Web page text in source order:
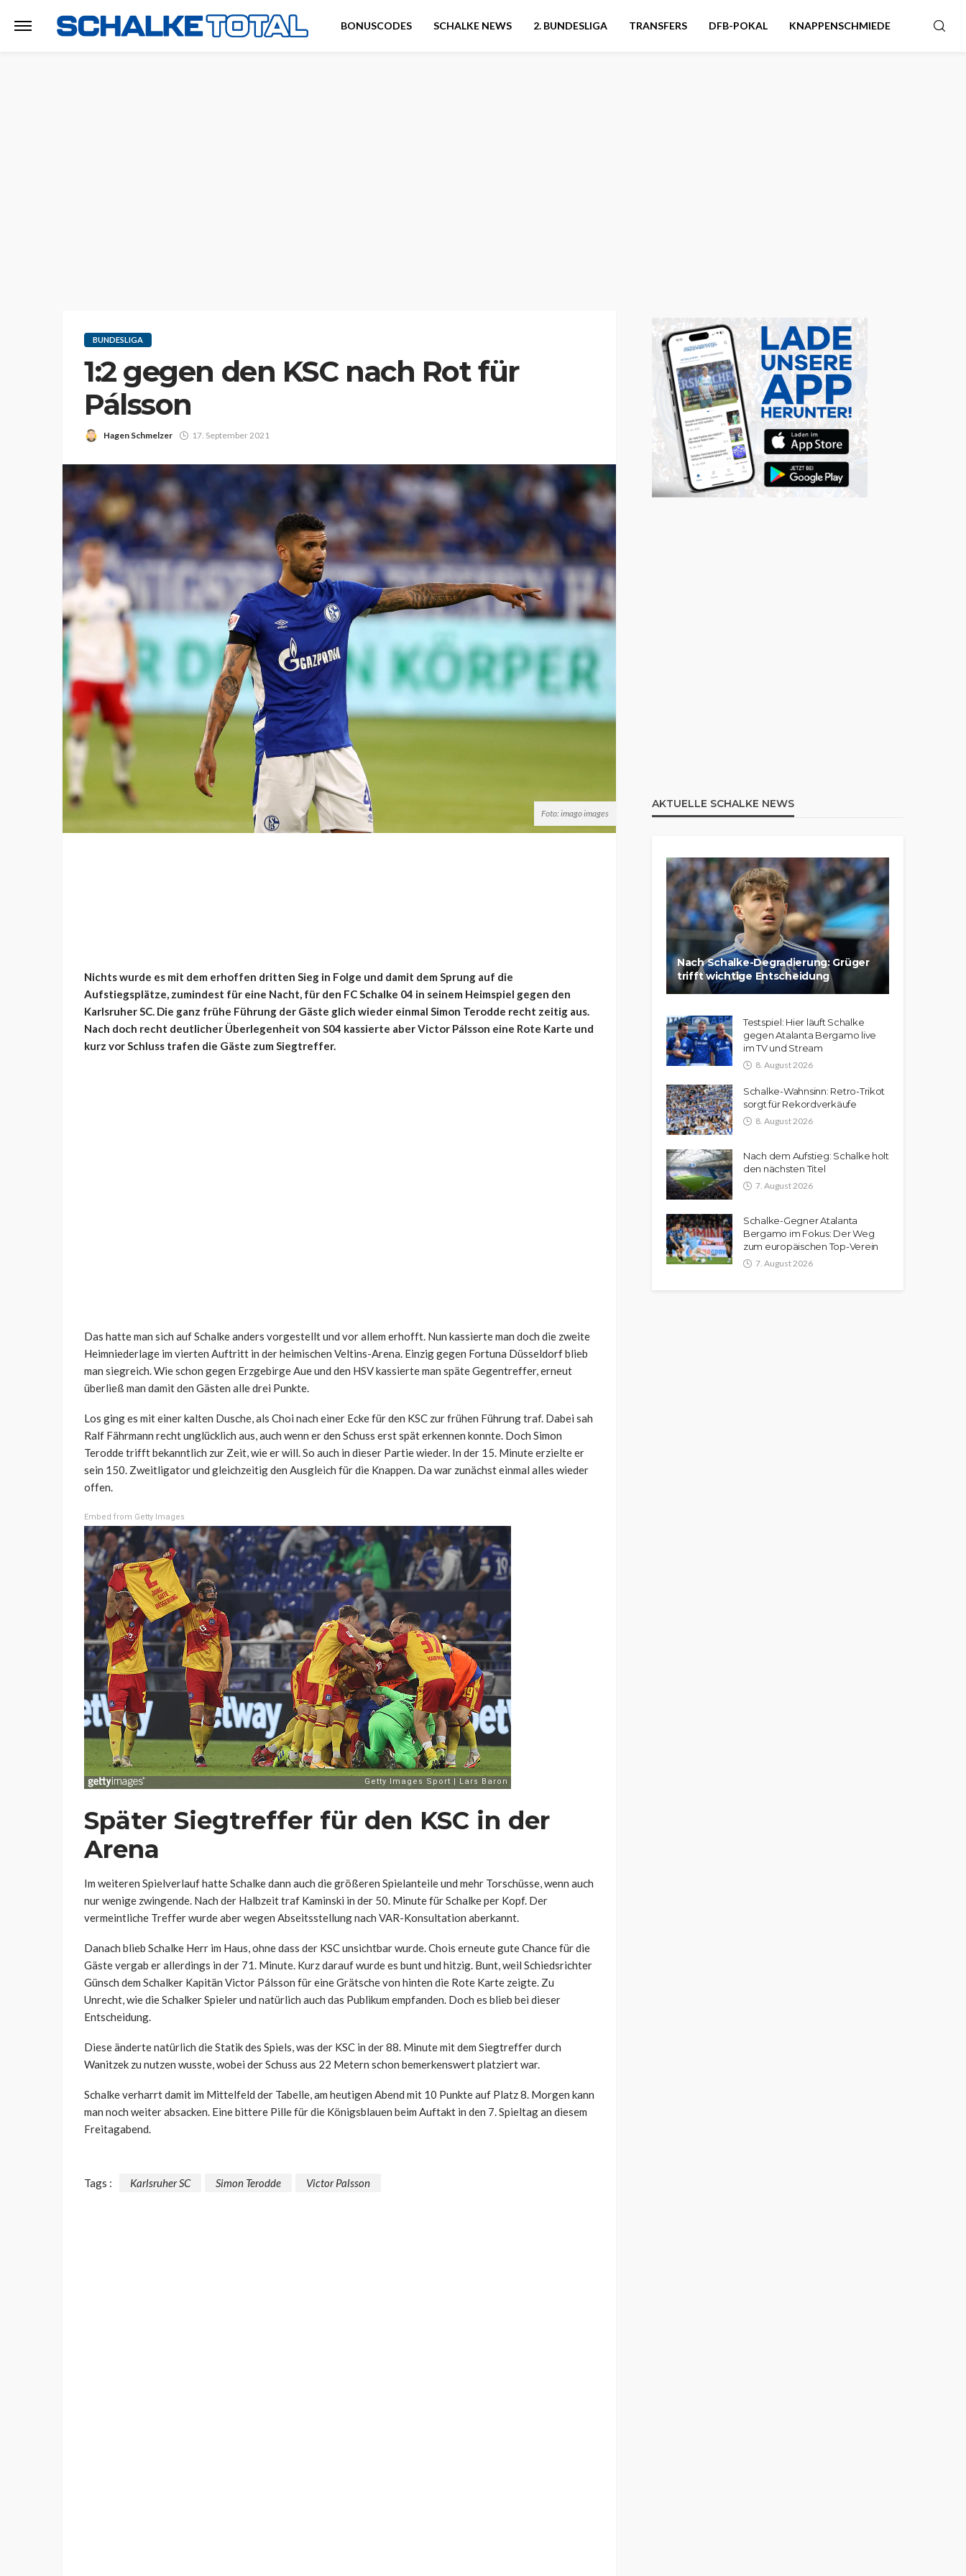
BONUSCODES SCHALKE NEWS 2. BUNDESLIGA TRANSFERS DFB-POKAL KNAPPENSCHMIEDE
BUNDESLIGA
1:2 gegen den KSC nach Rot für
Pálsson
Hagen Schmelzer 17. September 2021
Foto: imago images
Nichts wurde es mit dem erhoffen dritten Sieg in Folge und damit dem Sprung auf die
Aufstiegsplätze, zumindest für eine Nacht, für den FC Schalke 04 in seinem Heimspiel gegen den
Karlsruher SC. Die ganz frühe Führung der Gäste glich wieder einmal Simon Terodde recht zeitig aus.
Nach doch recht deutlicher Überlegenheit von S04 kassierte aber Victor Pálsson eine Rote Karte und
kurz vor Schluss trafen die Gäste zum Siegtreffer.
Das hatte man sich auf Schalke anders vorgestellt und vor allem erhofft. Nun kassierte man doch die zweite
Heimniederlage im vierten Auftritt in der heimischen Veltins-Arena. Einzig gegen Fortuna Düsseldorf blieb
man siegreich. Wie schon gegen Erzgebirge Aue und den HSV kassierte man späte Gegentreffer, erneut
überließ man damit den Gästen alle drei Punkte.
Los ging es mit einer kalten Dusche, als Choi nach einer Ecke für den KSC zur frühen Führung traf. Dabei sah
Ralf Fährmann recht unglücklich aus, auch wenn er den Schuss erst spät erkennen konnte. Doch Simon
Terodde trifft bekanntlich zur Zeit, wie er will. So auch in dieser Partie wieder. In der 15. Minute erzielte er
sein 150. Zweitligator und gleichzeitig den Ausgleich für die Knappen. Da war zunächst einmal alles wieder
offen.
Embed from Getty Images
Später Siegtreffer für den KSC in der
Arena
Im weiteren Spielverlauf hatte Schalke dann auch die größeren Spielanteile und mehr Torschüsse, wenn auch
nur wenige zwingende. Nach der Halbzeit traf Kaminski in der 50. Minute für Schalke per Kopf. Der
vermeintliche Treffer wurde aber wegen Abseitsstellung nach VAR-Konsultation aberkannt.
Danach blieb Schalke Herr im Haus, ohne dass der KSC unsichtbar wurde. Chois erneute gute Chance für die
Gäste vergab er allerdings in der 71. Minute. Kurz darauf wurde es bunt und hitzig. Bunt, weil Schiedsrichter
Günsch dem Schalker Kapitän Victor Pálsson für eine Grätsche von hinten die Rote Karte zeigte. Zu
Unrecht, wie die Schalker Spieler und natürlich auch das Publikum empfanden. Doch es blieb bei dieser
Entscheidung.
Diese änderte natürlich die Statik des Spiels, was der KSC in der 88. Minute mit dem Siegtreffer durch
Wanitzek zu nutzen wusste, wobei der Schuss aus 22 Metern schon bemerkenswert platziert war.
Schalke verharrt damit im Mittelfeld der Tabelle, am heutigen Abend mit 10 Punkte auf Platz 8. Morgen kann
man noch weiter absacken. Eine bittere Pille für die Königsblauen beim Auftakt in den 7. Spieltag an diesem
Freitagabend.
Tags : Karlsruher SC Simon Terodde Victor Palsson
AKTUELLE SCHALKE NEWS
Nach Schalke-Degradierung: Grüger
trifft wichtige Entscheidung
Testspiel: Hier läuft Schalke
gegen Atalanta Bergamo live
im TV und Stream
8. August 2026
Schalke-Wahnsinn: Retro-Trikot
sorgt für Rekordverkäufe
8. August 2026
Nach dem Aufstieg: Schalke holt
den nächsten Titel
7. August 2026
Schalke-Gegner Atalanta
Bergamo im Fokus: Der Weg
zum europäischen Top-Verein
7. August 2026